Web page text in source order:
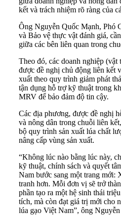
kết và trách nhiệm rõ ràng của
Ông Nguyễn Quốc Mạnh, Phó
và Bảo vệ thực vật đánh giá,
giữa các bên liên quan trong
Theo đó, các doanh nghiệp (vật
được đề nghị chủ động liên kết
xuất theo quy trình giảm phát
tận dụng hỗ trợ kỹ thuật trong
MRV để bảo đảm độ tin cậy.
Các địa phương, được đề nghị
và nông dân trong chuỗi liên
bộ quy trình sản xuất lúa chất
nâng cấp vùng sản xuất.
“Không lúc nào bằng lúc này,
kỹ thuật, chính sách và quyết
Nam bước sang một trang mới:
tranh hơn. Mỗi đơn vị sẽ trở
phần tạo ra một hệ sinh thái
tích, mà còn đạt giá trị mới cho
lúa gạo Việt Nam”, ông